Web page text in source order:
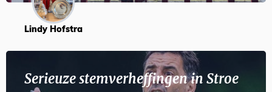
Lindy Hofstra
Serieuze stemverheffingen in Stroe